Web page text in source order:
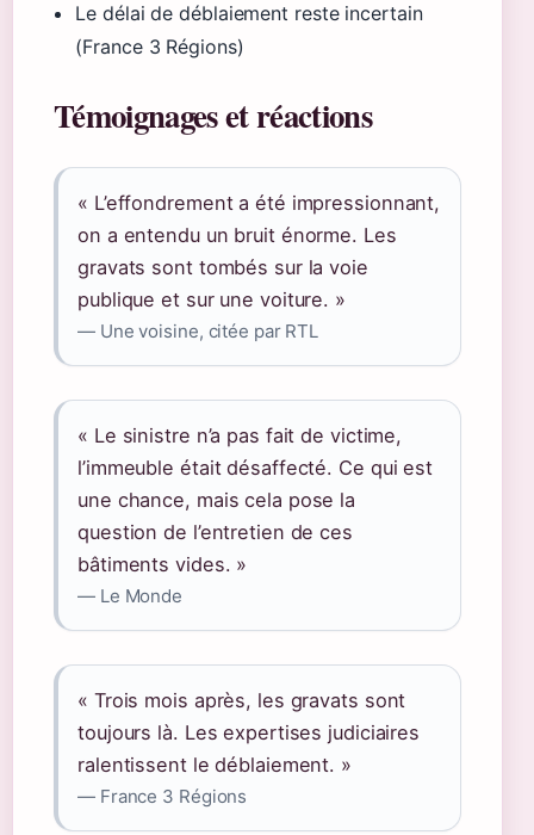
Le délai de déblaiement reste incertain
(France 3 Régions)
Témoignages et réactions
« L’effondrement a été impressionnant,
on a entendu un bruit énorme. Les
gravats sont tombés sur la voie
publique et sur une voiture. »
— Une voisine, citée par RTL
« Le sinistre n’a pas fait de victime,
l’immeuble était désaffecté. Ce qui est
une chance, mais cela pose la
question de l’entretien de ces
bâtiments vides. »
— Le Monde
« Trois mois après, les gravats sont
toujours là. Les expertises judiciaires
ralentissent le déblaiement. »
— France 3 Régions